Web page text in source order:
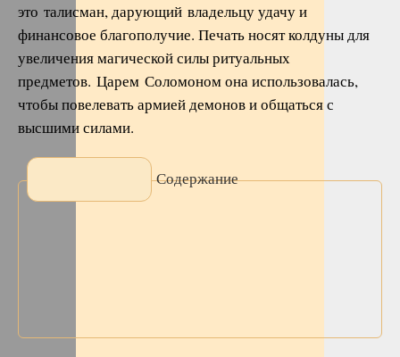
это талисман, дарующий владельцу удачу и
финансовое благополучие. Печать носят колдуны для
увеличения магической силы ритуальных
предметов. Царем Соломоном она использовалась,
чтобы повелевать армией демонов и общаться с
высшими силами.
Содержание